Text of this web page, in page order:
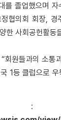
를 졸업했으며
협의회 회장, 경
한 사회공헌활동
회원들과의 소통
1등 클럽으로
: